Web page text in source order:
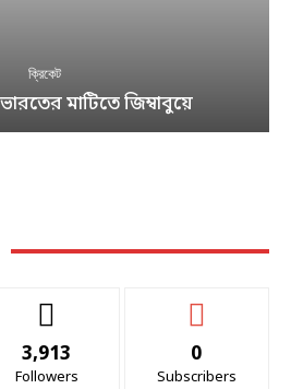
ক্রিকেট
মাটিতে জিম্বাবুয়ে
3,913
Followers
0
Subscribers